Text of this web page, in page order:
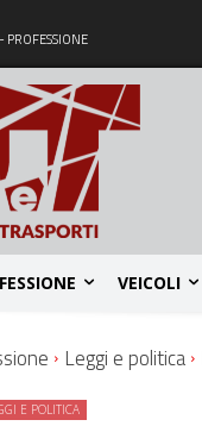
PROFESSIONE
VEICOLI
Leggi e politica
E POLITICA